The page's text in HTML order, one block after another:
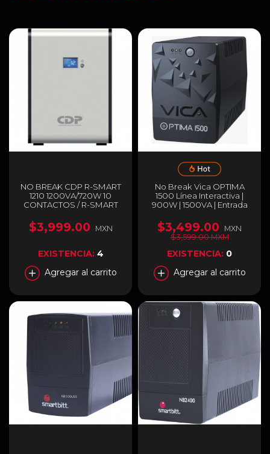
NO BREAK CDP R-SMART
1210 1200VA/720W 10
CONTACTOS / R-SMART
$3,999.00 MXN
EXISTENCIA: 4
Agregar al carrito
No Break Vica OPTIMA
1500 Línea Interactiva |
900W | 1500VA | Entrada
OPTIMA1500
$3,499.00
MXN
$3,599.00 MXM
EXISTENCIA: 0
Agregar al carrito